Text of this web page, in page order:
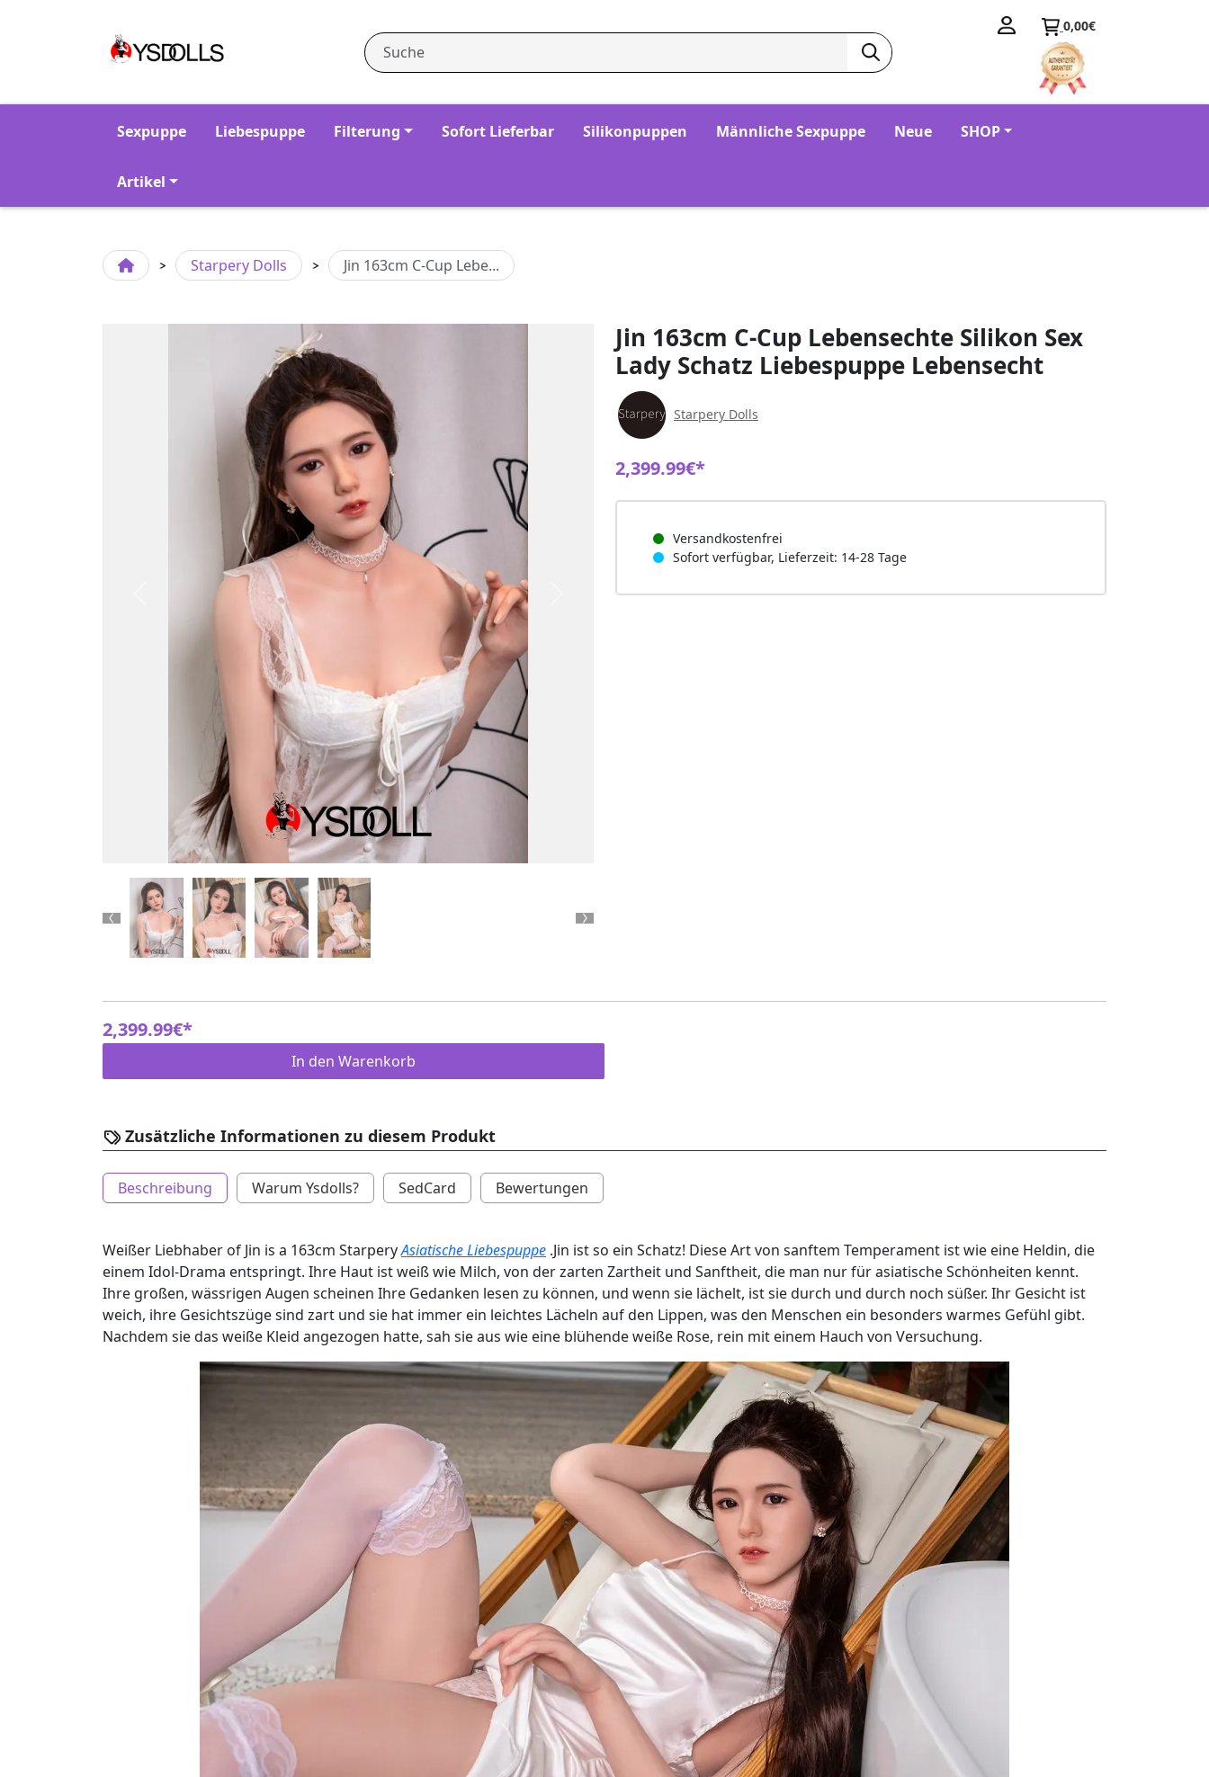
0,00€
Sexpuppe Liebespuppe Filterung Sofort Lieferbar Silikonpuppen Männliche Sexpuppe Neue SHOP
Artikel
Starpery Dolls Jin 163cm C-Cup Lebe...
Previous Next
Jin 163cm C-Cup Lebensechte Silikon Sex
Lady Schatz Liebespuppe Lebensecht
Starpery Dolls
2,399.99€*
Versandkostenfrei
Sofort verfügbar, Lieferzeit: 14-28 Tage
2,399.99€*
In den Warenkorb
Zusätzliche Informationen zu diesem Produkt
Beschreibung Warum Ysdolls? SedCard Bewertungen
Weißer Liebhaber of Jin is a 163cm StarperyAsiatische Liebespuppe .Jin ist so ein Schatz! Diese Art von sanftem Temperament ist wie eine Heldin, die
einem Idol-Drama entspringt. Ihre Haut ist weiß wie Milch, von der zarten Zartheit und Sanftheit, die man nur für asiatische Schönheiten kennt.
Ihre großen, wässrigen Augen scheinen Ihre Gedanken lesen zu können, und wenn sie lächelt, ist sie durch und durch noch süßer. Ihr Gesicht ist
weich, ihre Gesichtszüge sind zart und sie hat immer ein leichtes Lächeln auf den Lippen, was den Menschen ein besonders warmes Gefühl gibt.
Nachdem sie das weiße Kleid angezogen hatte, sah sie aus wie eine blühende weiße Rose, rein mit einem Hauch von Versuchung.